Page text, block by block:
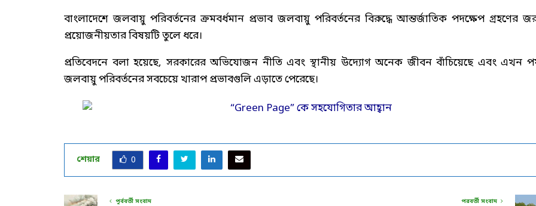
বাংলাদেশে জলবায়ু পরিবর্তনের ক্রমবর্ধমান প্রভাব জলবায়ু পরিবর্তনের বিরুদ্ধে আন্তর্জাতিক পদক্ষেপ গ্রহণের
প্রয়োজনীয়তার বিষয়টি তুলে ধরে।
প্রতিবেদনে বলা হয়েছে, সরকারের অভিযোজন নীতি এবং স্থানীয় উদ্যোগ অনেক জীবন বাঁচিয়েছে এবং এখন
জলবায়ু পরিবর্তনের সবচেয়ে খারাপ প্রভাবগুলি এড়াতে পেরেছে।
শেয়ার 0
পূর্ববর্তী সংবাদ পরবর্তী সংবাদ